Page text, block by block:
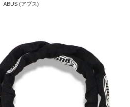
ABUS (アブス)